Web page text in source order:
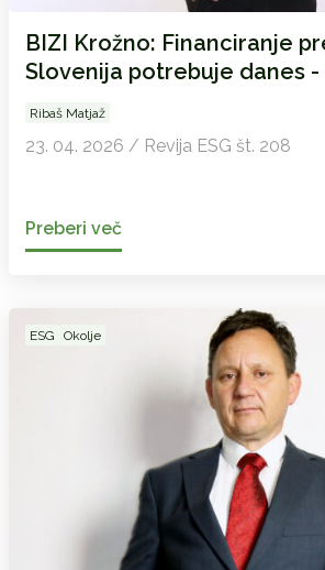
BIZI Krožno: Financiranje
Slovenija potrebuje danes -
Ribaš Matjaž
23. 04. 2026 / Revija ESG št. 208
Preberi več
ESG Okolje